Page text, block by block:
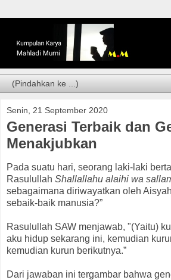
Senin, 21 September 2020
Generasi Terbaik dan
Menakjubkan
Pada suatu hari, seorang laki-laki
Rasulullah Shallallahu alaihi wa
sebagaimana diriwayatkan oleh
sebaik-baik manusia?”
Rasulullah SAW menjawab, "(Yaitu)
aku hidup sekarang ini, kemudian
kemudian kurun berikutnya.”
Dari jawaban ini tergambar bahwa